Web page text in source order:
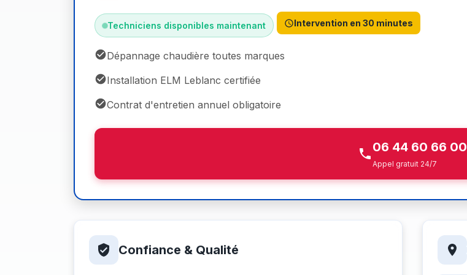
Techniciens disponibles maintenant Intervention en 30 minutes
Dépannage chaudière toutes marques
Installation ELM Leblanc certifiée
Contrat d'entretien annuel obligatoire
06 44 60 66 00
Appel gratuit 24/7
Confiance & Qualité